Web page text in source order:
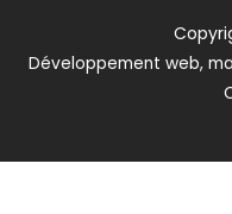
Développement web,